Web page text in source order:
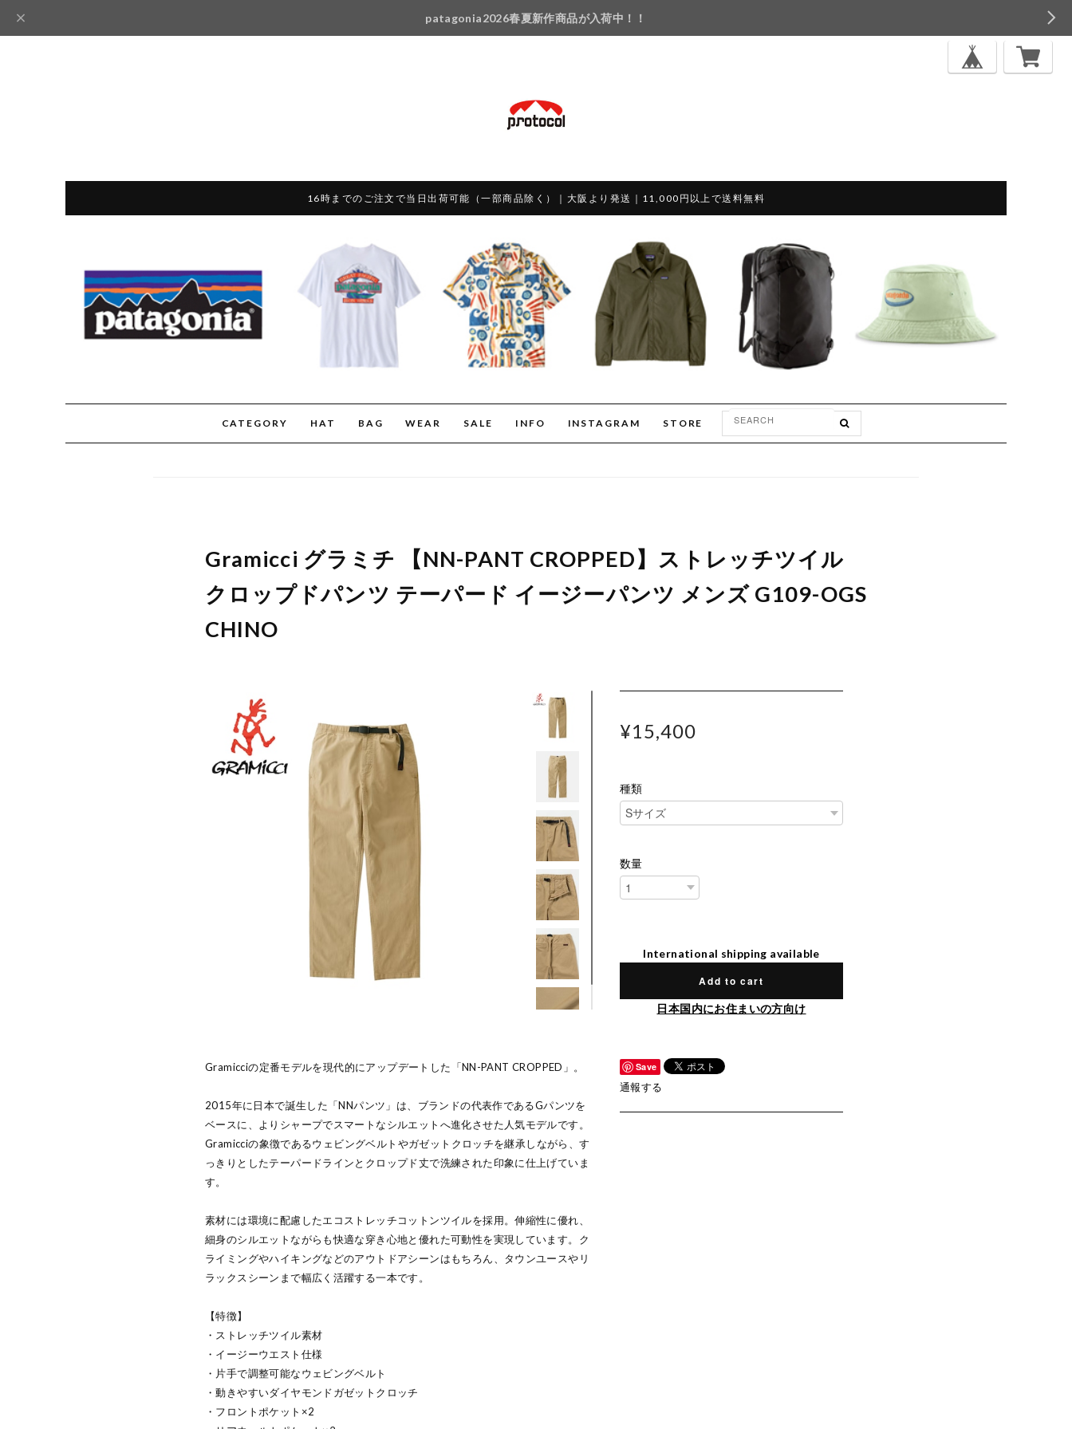
patagonia2026春夏新作商品が入荷中！！
16時までのご注文で当日出荷可能（一部商品除く）｜大阪より発送｜11,000円以上で送料無料
CATEGORY HAT BAG WEAR SALE INFO INSTAGRAM STORE
Gramicci グラミチ 【NN-PANT CROPPED】ストレッチツイル
クロップドパンツ テーパード イージーパンツ メンズ G109-OGS
CHINO
Gramicciの定番モデルを現代的にアップデートした「NN-PANT CROPPED」。
2015年に日本で誕生した「NNパンツ」は、ブランドの代表作であるGパンツを
ベースに、よりシャープでスマートなシルエットへ進化させた人気モデルです。
Gramicciの象徴であるウェビングベルトやガゼットクロッチを継承しながら、す
っきりとしたテーパードラインとクロップド丈で洗練された印象に仕上げていま
す。
素材には環境に配慮したエコストレッチコットンツイルを採用。伸縮性に優れ、
細身のシルエットながらも快適な穿き心地と優れた可動性を実現しています。ク
ライミングやハイキングなどのアウトドアシーンはもちろん、タウンユースやリ
ラックスシーンまで幅広く活躍する一本です。
【特徴】
・ストレッチツイル素材
・イージーウエスト仕様
・片手で調整可能なウェビングベルト
・動きやすいダイヤモンドガゼットクロッチ
・フロントポケット×2
¥15,400
種類
数量
International shipping available
Add to cart
日本国内にお住まいの方向け
Save
通報する